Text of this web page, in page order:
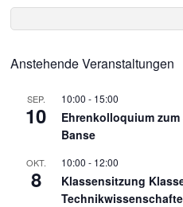
Anstehende Veranstaltungen
SEP.
10
10:00 - 15:00
Ehrenkolloquium
Banse
OKT.
8
10:00 - 12:00
Klassensitzung